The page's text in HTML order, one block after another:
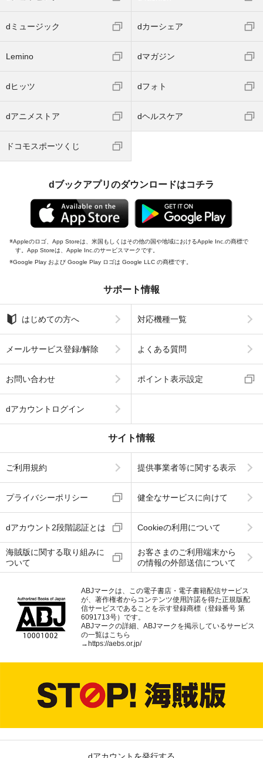
dミュージック dカーシェア
Lemino dマガジン
dヒッツ dフォト
dアニメストア dヘルスケア
ドコモスポーツくじ
dブックアプリのダウンロードはコチラ
Appleのロゴ、App Storeは、米国もしくはその他の国や地域におけるApple Inc.の商標で
す。App Storeは、Apple Inc.のサービスマークです。
Google Play および Google Play ロゴは Google LLC の商標です。
サポート情報
はじめての方へ 対応機種一覧
メールサービス登録/解除 よくある質問
お問い合わせ ポイント表示設定
dアカウントログイン
サイト情報
ご利用規約 提供事業者等に関する表示
プライバシーポリシー 健全なサービスに向けて
dアカウント2段階認証とは Cookieの利用について
海賊版に関する取り組みに
ついて
お客さまのご利用端末から
の情報の外部送信について
ABJマークは、この電子書店・電子書籍配信サービス
が、著作権者からコンテンツ使用許諾を得た正規版配
信サービスであることを示す登録商標（登録番号 第
6091713号）です。
ABJマークの詳細、ABJマークを掲示しているサービス
の一覧はこちら
→ https://aebs.or.jp/